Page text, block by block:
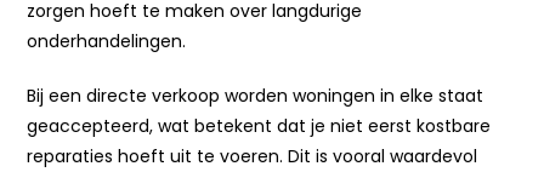
zorgen hoeft te maken over langdurige
onderhandelingen.
Bij een directe verkoop worden woningen in elke staat
geaccepteerd, wat betekent dat je niet eerst kostbare
reparaties hoeft uit te voeren. Dit is vooral waardevol